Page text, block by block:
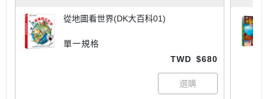
從地圖看世界(DK大百科01)
單一規格
TWD $680